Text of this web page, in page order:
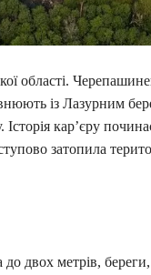
області.
із Лазурним
кар’єру
затопила
двох метрів,